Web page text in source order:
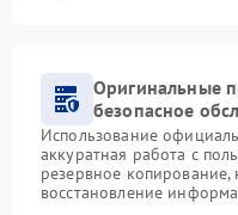
Оригинальные
безопасное
Использование
аккуратная работа с
резервное
восстановление